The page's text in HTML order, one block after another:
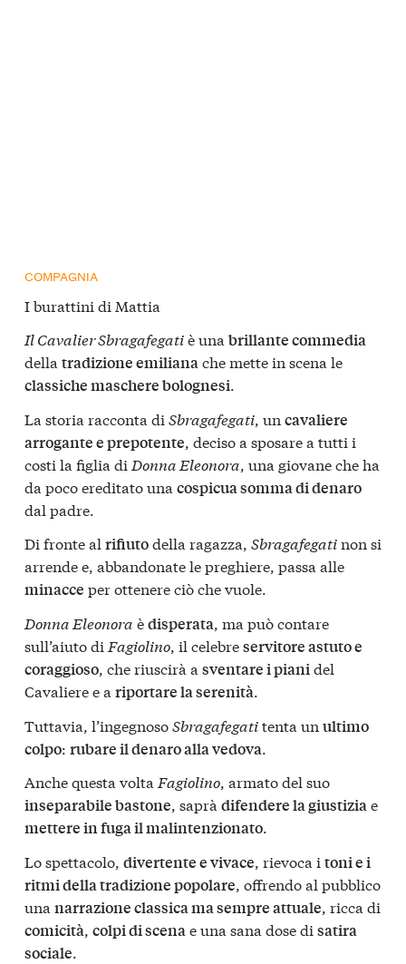
COMPAGNIA
I burattini di Mattia
Il Cavalier Sbragafegatiè una brillante commedia
della tradizione emilianache mette in scena le
classiche maschere bolognesi.
La storia racconta di Sbragafegati, un cavaliere
arrogante e prepotente, deciso a sposare a tutti i
costi la figlia di Donna Eleonora, una giovane che ha
da poco ereditato una cospicua somma di denaro
dal padre.
Di fronte al rifiutodella ragazza, Sbragafegatinon si
arrende e, abbandonate le preghiere, passa alle
minacce per ottenere ciò che vuole.
Donna Eleonora èdisperata, ma può contare
sull’aiuto di Fagiolino, il celebreservitore astuto e
coraggioso, che riuscirà a sventare i pianidel
Cavaliere e a riportare la serenità.
Tuttavia, l’ingegnosoSbragafegatitenta un ultimo
colpo: rubare il denaro alla vedova
Anche questa volta Fagiolino, armato del suo
inseparabile bastone, saprà difendere la giustiziae
mettere in fuga il malintenzionato.
Lo spettacolo, divertente e vivace, rievoca i toni e i
ritmi della tradizione popolare, offrendo al pubblico
una narrazione classica ma sempre attuale, ricca di
comicità, colpi di scenae una sana dose di satira
sociale.